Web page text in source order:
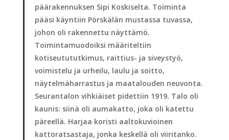
päärakennuksen Sipi Koskiselta. Toiminta
pääsi käyntiin Pörskälän mustassa tuvassa,
johon oli rakennettu näyttämö.
Toimintamuodoiksi määriteltiin
kotiseutututkimus, raittius- ja siveystyö,
voimistelu ja urheilu, laulu ja soitto,
näytelmäharrastus ja maatalouden neuvonta.
Seurantalon vihkiäiset pidettiin 1919. Talo oli
kaunis: siinä oli aumakatto, joka oli katettu
päreellä. Harjaa koristi aaltokuvioinen
kattoratsastaja, jonka keskellä oli viiritanko.